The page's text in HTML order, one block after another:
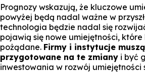
Prognozy wskazują, że kluczowe
powyżej będą nadal ważne w
technologia będzie nadal się
pojawią się nowe umiejętności, które
pożądane. Firmy i instytucje
przygotowane na te zmiany i być
inwestowania w rozwój umiejętności